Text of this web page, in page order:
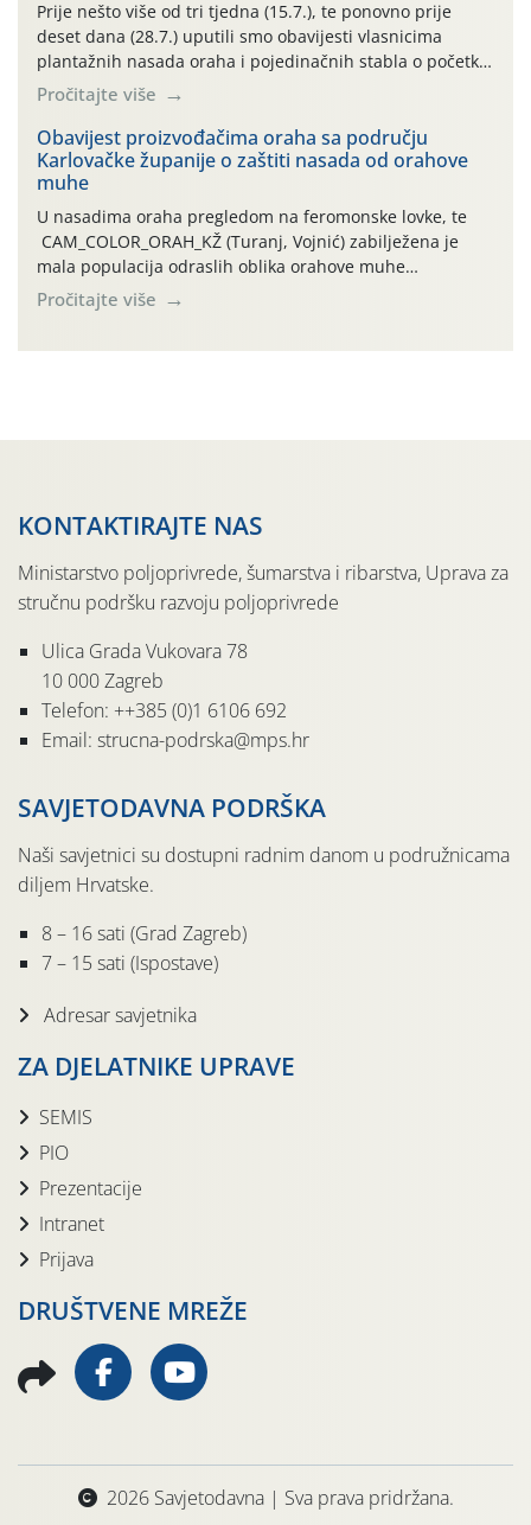
Prije nešto više od tri tjedna (15.7.), te ponovno prije
deset dana (28.7.) uputili smo obavijesti vlasnicima
plantažnih nasada oraha i pojedinačnih stabla o početku
leta i ovogodišnjoj potrebi usmjerenog suzbijanja
orahove muhe (Rhagoletis completa)! Već dvanaest dana
traje drugi ovogodišnji “toplinski udar”, koji naročito
izražen zadnja šest dana (31.7.-05.8.), jer najviše
temperature zraka svakodnevno […]
Pročitajte više
Obavijest proizvođačima oraha sa području
Karlovačke županije o zaštiti nasada od orahove
muhe
U nasadima oraha pregledom na feromonske lovke, te
CAM_COLOR_ORAH_KŽ (Turanj, Vojnić) zabilježena je
mala populacija odraslih oblika orahove muhe
(Rhagoletis completa). Niska brojnost može se objasniti
činjenicom da je riječ o mladim nasadima s vrlo malim
Pročitajte više
KONTAKTIRAJTE NAS
Ministarstvo poljoprivrede, šumarstva i ribarstva, Uprava za
stručnu podršku razvoju poljoprivrede
Ulica Grada Vukovara 78
10 000 Zagreb
Telefon: ++385 (0)1 6106 692
Email: strucna-podrska@mps.hr
SAVJETODAVNA PODRŠKA
Naši savjetnici su dostupni radnim danom u podružnicama
diljem Hrvatske.
8 – 16 sati (Grad Zagreb)
7 – 15 sati (Ispostave)
Adresar savjetnika
ZA DJELATNIKE UPRAVE
SEMIS
PIO
Prezentacije
Intranet
Prijava
DRUŠTVENE MREŽE
2026 Savjetodavna | Sva prava pridržana.